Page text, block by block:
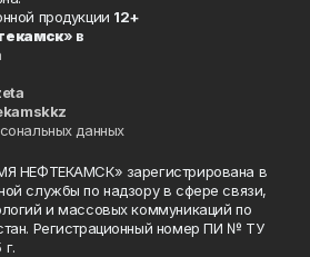
продукции 12+
» в
данных
НЕФТЕКАМСК» зарегистрирована в
службы по надзору в сфере связи,
и массовых коммуникаций по
Регистрационный номер ПИ № ТУ
г.